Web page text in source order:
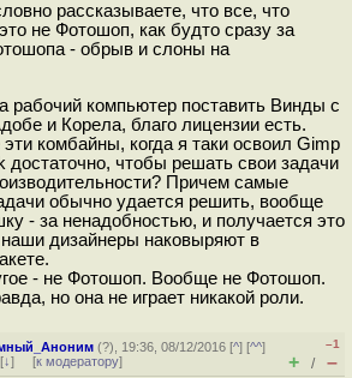
рассказываете, что все, что
не Фотошоп, как будто сразу за
- обрыв и слоны на
рабочий компьютер поставить Винды с
и Корела, благо лицензии есть.
комбайны, когда я таки освоил Gimp
достаточно, чтобы решать свои задачи
Причем самые
обычно удается решить, вообще
- за ненадобностью, и получается это
дизайнеры наковыряют в
- не Фотошоп. Вообще не Фотошоп.
но она не играет никакой роли.
(?), 19:36, 08/12/2016 [^] [^^]
[↓] [к модератору]
–1
+ / –